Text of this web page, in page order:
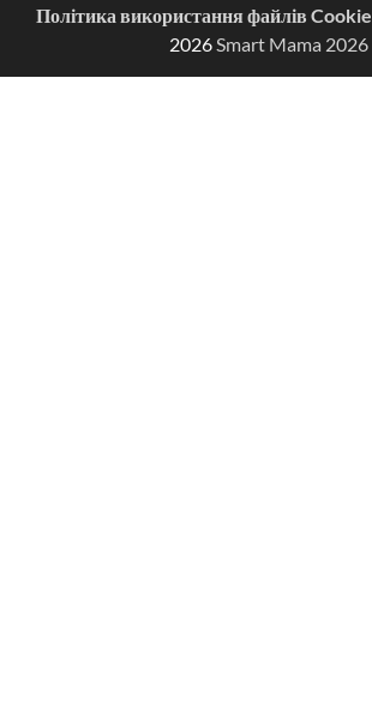
Політика використання файлів Cookie
2026Smart Mama 2026